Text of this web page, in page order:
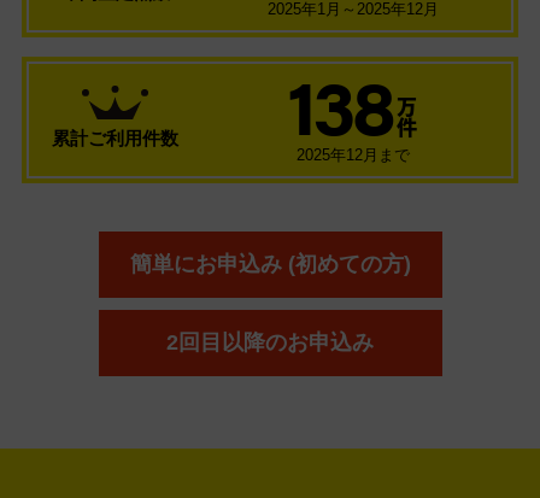
2025年1月～2025年12月
累計ご利用件数 138 万
件
2025年12月まで
簡単にお申込み (初めての方)
2回目以降のお申込み